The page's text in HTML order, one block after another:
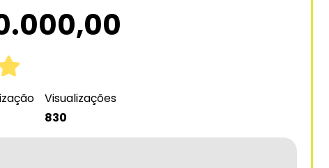
Visualizações
830